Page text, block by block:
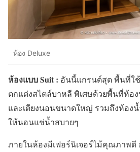
ห้อง Deluxe
ห้องแบบ Suit : อันนี้แกรนด์สุด พื้นที่ใ
ตกแต่งสไตล์บาหลี พิเศษด้วยพื้นที่ห้อ
และเตียงนอนขนาดใหญ่ รวมถึงห้อง
ให้นอนแช่น้ำสบายๆ
ภายในห้องมีเฟอร์นิเจอร์ไม้คุณภาพดี